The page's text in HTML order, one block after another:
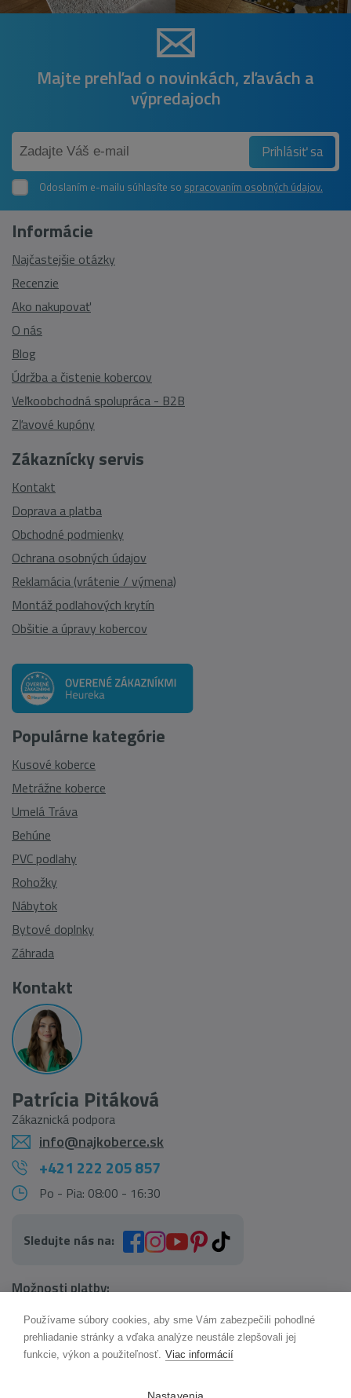
Majte prehľad o novinkách, zľavách a
výpredajoch
Prihlásiť sa
Odoslaním e-mailu súhlasíte so spracovaním osobných údajov.
Zákaznícky servis
Kontakt
Doprava a platba
Obchodné podmienky
Ochrana osobných údajov
Reklamácia (vrátenie / výmena)
Montáž podlahových krytín
Obšitie a úpravy kobercov
Informácie
Najčastejšie otázky
Recenzie
Ako nakupovať
O nás
Blog
Údržba a čistenie kobercov
Veľkoobchodná spolupráca - B2B
Zľavové kupóny
Populárne kategórie
Kusové koberce
Metrážne koberce
Umelá Tráva
Behúne
PVC podlahy
Rohožky
Nábytok
Bytové doplnky
Záhrada
Kontakt
Patrícia Pitáková
Zákaznická podpora
info@najkoberce.sk
+421 222 205 857
Po - Pia: 08:00 - 16:30
Sledujte nás na:
Možnosti platby:
AI pomocník Maxík
Online
Používame súbory cookies, aby sme Vám zabezpečili pohodlné
prehliadanie stránky a vďaka analýze neustále zlepšovali jej
funkcie, výkon a použiteľnosť. Viac informácií